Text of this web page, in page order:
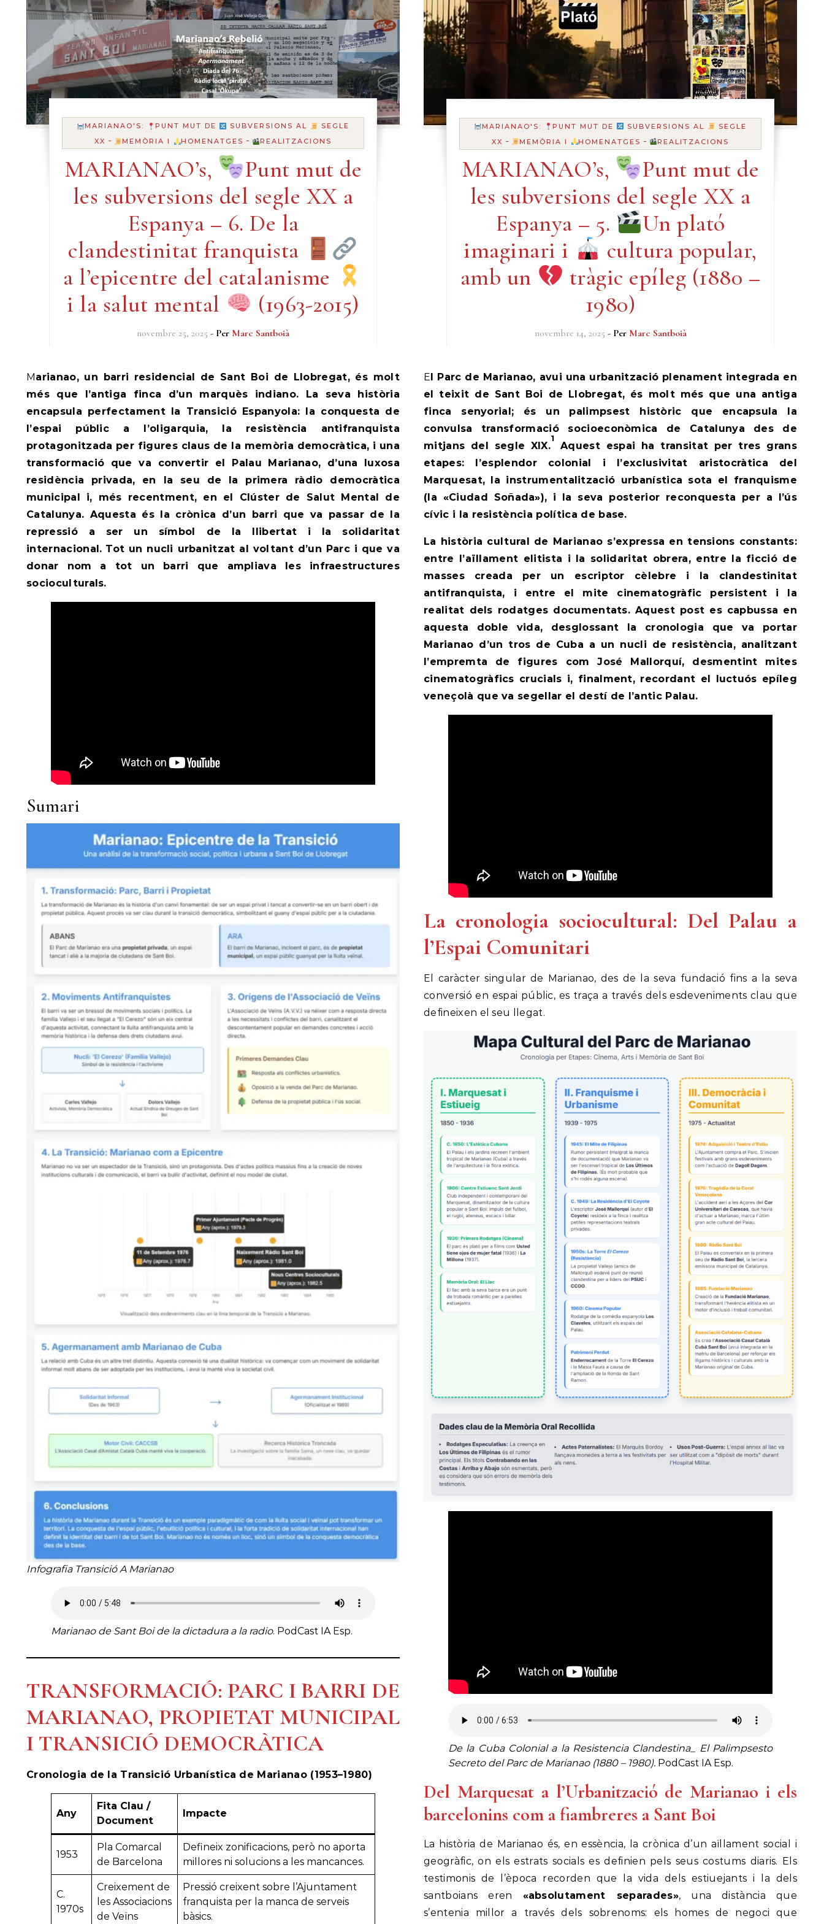
MARIANAO'S: PUNT MUT DE SUBVERSIONS AL
SEGLE
XX - MEMÒRIA I HOMENATGES - REALITZACIONS
MARIANAO’s,
Punt mut de
les subversions del segle XX a
Espanya – 6. De la
clandestinitat franquista
a l’epicentre del catalanisme
i la salut mental
(1963-2015)
novembre 25, 2025 - Per Marc Santboià
Marianao, un barri residencial de Sant Boi de Llobregat, és molt
més que l’antiga finca d’un marquès indiano. La seva història
encapsula perfectament la Transició Espanyola: la conquesta de
l’espai públic a l’oligarquia, la resistència antifranquista
protagonitzada per figures claus de la memòria democràtica, i una
transformació que va convertir el Palau Marianao, d’una luxosa
residència privada, en la seu de la primera ràdio democràtica
municipal i, més recentment, en el Clúster de Salut Mental de
Catalunya. Aquesta és la crònica d’un barri que va passar de la
repressió a ser un símbol de la llibertat i la solidaritat
internacional. Tot un nucli urbanitzat al voltant d’un Parc i que va
donar nom a tot un barri que ampliava les infraestructures
socioculturals.
Sumari
Infografia Transició A Marianao
Marianao de Sant Boi de la dictadura a la radio. PodCast IA Esp.
TRANSFORMACIÓ: PARC I BARRI DE
MARIANAO, PROPIETAT MUNICIPAL
I TRANSICIÓ DEMOCRÀTICA
Cronologia de la Transició Urbanística de Marianao (1953–1980)
Any
Fita Clau /
Document
Impacte
1953
Pla Comarcal
de Barcelona
Defineix zonificacions, però no aporta
millores ni solucions a les mancances.
C.
1970s
Creixement de
les Associacions
de Veïns
Pressió creixent sobre l’Ajuntament
franquista per la manca de serveis
bàsics.
MARIANAO'S: PUNT MUT DE SUBVERSIONS AL
SEGLE
XX - MEMÒRIA I HOMENATGES - REALITZACIONS
MARIANAO’s,
Punt mut de
les subversions del segle XX a
Espanya – 5.
Un plató
imaginari i
cultura popular,
amb un
tràgic epíleg (1880 –
1980)
novembre 14, 2025 - Per Marc Santboià
El Parc de Marianao, avui una urbanització plenament integrada en
el teixit de Sant Boi de Llobregat, és molt més que una antiga
finca senyorial; és un palimpsest històric que encapsula la
convulsa transformació socioeconòmica de Catalunya des de
mitjans del segle XIX.
1
Aquest espai ha transitat per tres grans
etapes: l’esplendor colonial i l’exclusivitat aristocràtica del
Marquesat, la instrumentalització urbanística sota el franquisme
(la «Ciudad Soñada»), i la seva posterior reconquesta per a l’ús
cívic i la resistència política de base.
La història cultural de Marianao s’expressa en tensions constants:
entre l’aïllament elitista i la solidaritat obrera, entre la ficció de
masses creada per un escriptor cèlebre i la clandestinitat
antifranquista, i entre el mite cinematogràfic persistent i la
realitat dels rodatges documentats. Aquest post es capbussa en
aquesta doble vida, desglossant la cronologia que va portar
Marianao d’un tros de Cuba a un nucli de resistència, analitzant
l’empremta de figures com José Mallorquí, desmentint mites
cinematogràfics crucials i, finalment, recordant el luctuós epíleg
veneçolà que va segellar el destí de l’antic Palau.
La cronologia sociocultural: Del Palau a
l’Espai Comunitari
El caràcter singular de Marianao, des de la seva fundació fins a la seva
conversió en espai públic, es traça a través dels esdeveniments clau que
defineixen el seu llegat.
De la Cuba Colonial a la Resistencia Clandestina_ El Palimpsesto
Secreto del Parc de Marianao (1880 – 1980). PodCast IA Esp.
Del Marquesat a l’Urbanització de Marianao i els
barcelonins com a fiambreres a Sant Boi
La història de Marianao és, en essència, la crònica d’un aïllament social i
geogràfic, on els estrats socials es definien pels seus costums diaris. Els
testimonis de l’època recorden que la vida dels estiuejants i la dels
santboians eren «absolutament separades», una distància que
s’entenia millor a través dels sobrenoms: els homes de negoci que